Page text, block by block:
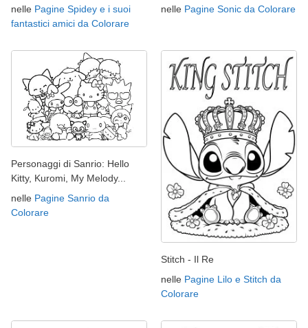
nelle Pagine Spidey e i suoi
fantastici amici da Colorare
nelle Pagine Sonic da Colorare
Personaggi di Sanrio: Hello
Kitty, Kuromi, My Melody...
nelle Pagine Sanrio da
Colorare
Stitch - Il Re
nelle Pagine Lilo e Stitch da
Colorare